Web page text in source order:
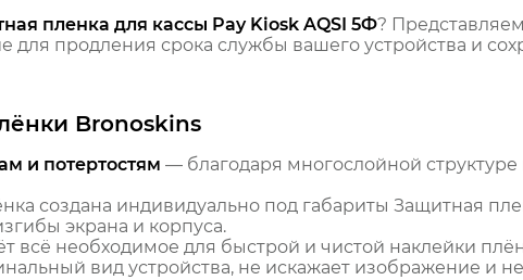
пленка для кассы Pay Kiosk AQSI 5Ф? Представляем
продления срока службы вашего устройства и
Bronoskins
и потертостям — благодаря многослойной
создана индивидуально под габариты Защитная
экрана и корпуса.
всё необходимое для быстрой и чистой наклейки
вид устройства, не искажает изображение и